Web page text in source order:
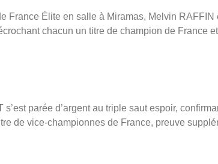
France Élite en salle à Miramas, Melvin RAFFIN
chacun un titre de champion de France
parée d’argent au triple saut espoir,
de vice-championnes de France, preuve